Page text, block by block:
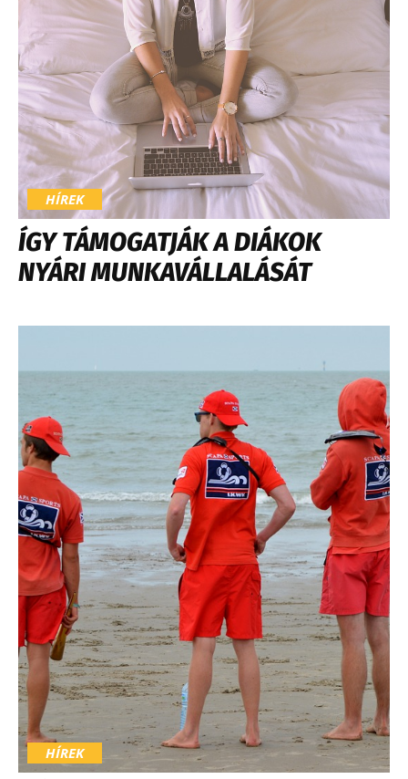
HÍREK
ÍGY TÁMOGATJÁK A DIÁKOK
NYÁRI MUNKAVÁLLALÁSÁT
HÍREK